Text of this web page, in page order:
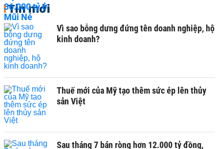
Tin mới
Vì sao bỗng dưng đứng tên doanh nghiệp, hộ
kinh doanh?
Thuế mới của Mỹ tạo thêm sức ép lên thủy
sản Việt
Sau tháng 7 bán ròng hơn 12.000 tỷ đồng,